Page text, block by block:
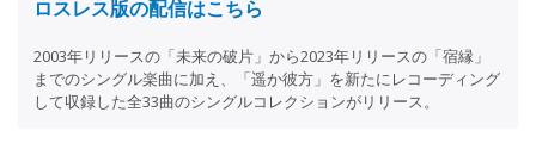
ロスレス版の配信はこちら
2003年リリースの「未来の破片」から2023年リリースの「宿縁」
までのシングル楽曲に加え、「遥か彼方」を新たにレコーディング
して収録した全33曲のシングルコレクションがリリース。